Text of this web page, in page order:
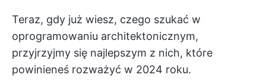
Teraz, gdy już wiesz, czego szukać w
oprogramowaniu architektonicznym,
przyjrzyjmy się najlepszym z nich, które
powinieneś rozważyć w 2024 roku.